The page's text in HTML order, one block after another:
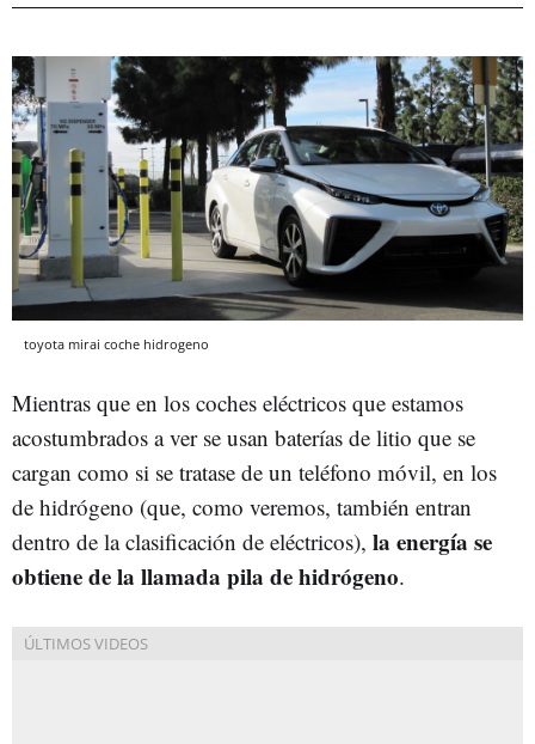
toyota mirai coche hidrogeno
Mientras que en los coches eléctricos que estamos
acostumbrados a ver se usan baterías de litio que se
cargan como si se tratase de un teléfono móvil, en los
de hidrógeno (que, como veremos, también entran
dentro de la clasificación de eléctricos), la energía se
obtiene de la llamada pila de hidrógeno.